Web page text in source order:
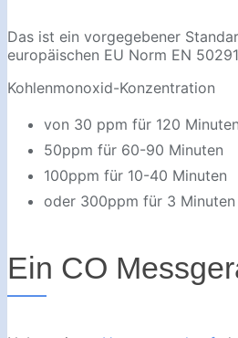
Das ist ein vorgegebener
europäischen EU Norm EN
Kohlenmonoxid-Konzentration
von 30 ppm für 120 Minuten
50ppm für 60-90 Minuten
100ppm für 10-40 Minuten
oder 300ppm für 3 Minuten
Ein CO